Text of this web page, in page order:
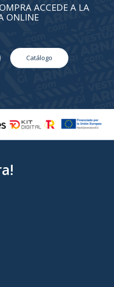
ACCEDE A LA
ONLINE
Catálogo